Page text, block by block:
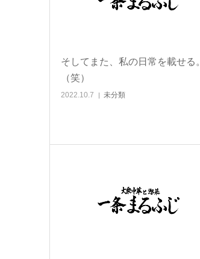
そしてまた、私の日常を載せる。
（笑）
2022.10.7 未分類